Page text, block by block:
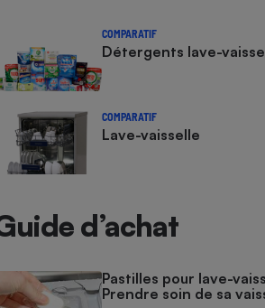
COMPARATIF
Détergents lave-
COMPARATIF
Lave-vaisselle
d’achat
Pastilles pour lave-
Prendre soin de sa